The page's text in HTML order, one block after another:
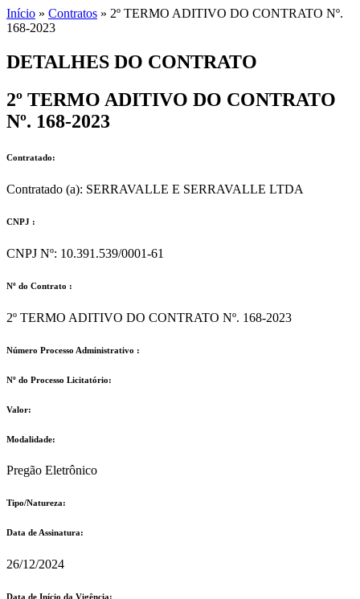
Início » Contratos » 2º TERMO ADITIVO DO CONTRATO Nº.
168-2023
DETALHES DO CONTRATO​
2º TERMO ADITIVO DO CONTRATO
Nº. 168-2023
Contratado:
Contratado (a): SERRAVALLE E SERRAVALLE LTDA
CNPJ :
CNPJ Nº: 10.391.539/0001-61
Nº do Contrato :
2º TERMO ADITIVO DO CONTRATO Nº. 168-2023
Número Processo Administrativo :
Nº do Processo Licitatório:
Valor:
Modalidade:
Pregão Eletrônico
Tipo/Natureza:
Data de Assinatura:
26/12/2024
Data de Início da Vigência: